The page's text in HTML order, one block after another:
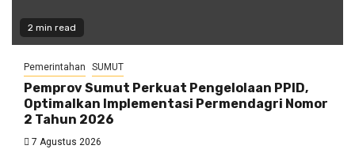
2 min read
Pemerintahan SUMUT
Pemprov Sumut Perkuat Pengelolaan PPID,
Optimalkan Implementasi Permendagri Nomor
2 Tahun 2026
7 Agustus 2026